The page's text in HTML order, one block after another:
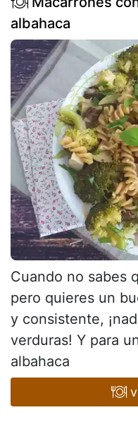
albahaca
Cuando no sabes
pero quieres un
y consistente,
verduras! Y para
albahaca